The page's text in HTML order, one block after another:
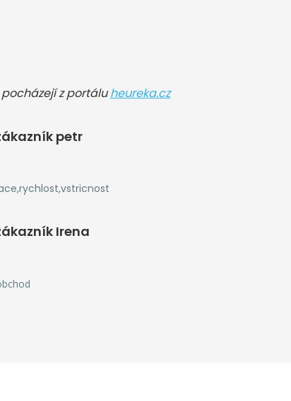
pocházejí z portáluheureka.cz
petr
Irena